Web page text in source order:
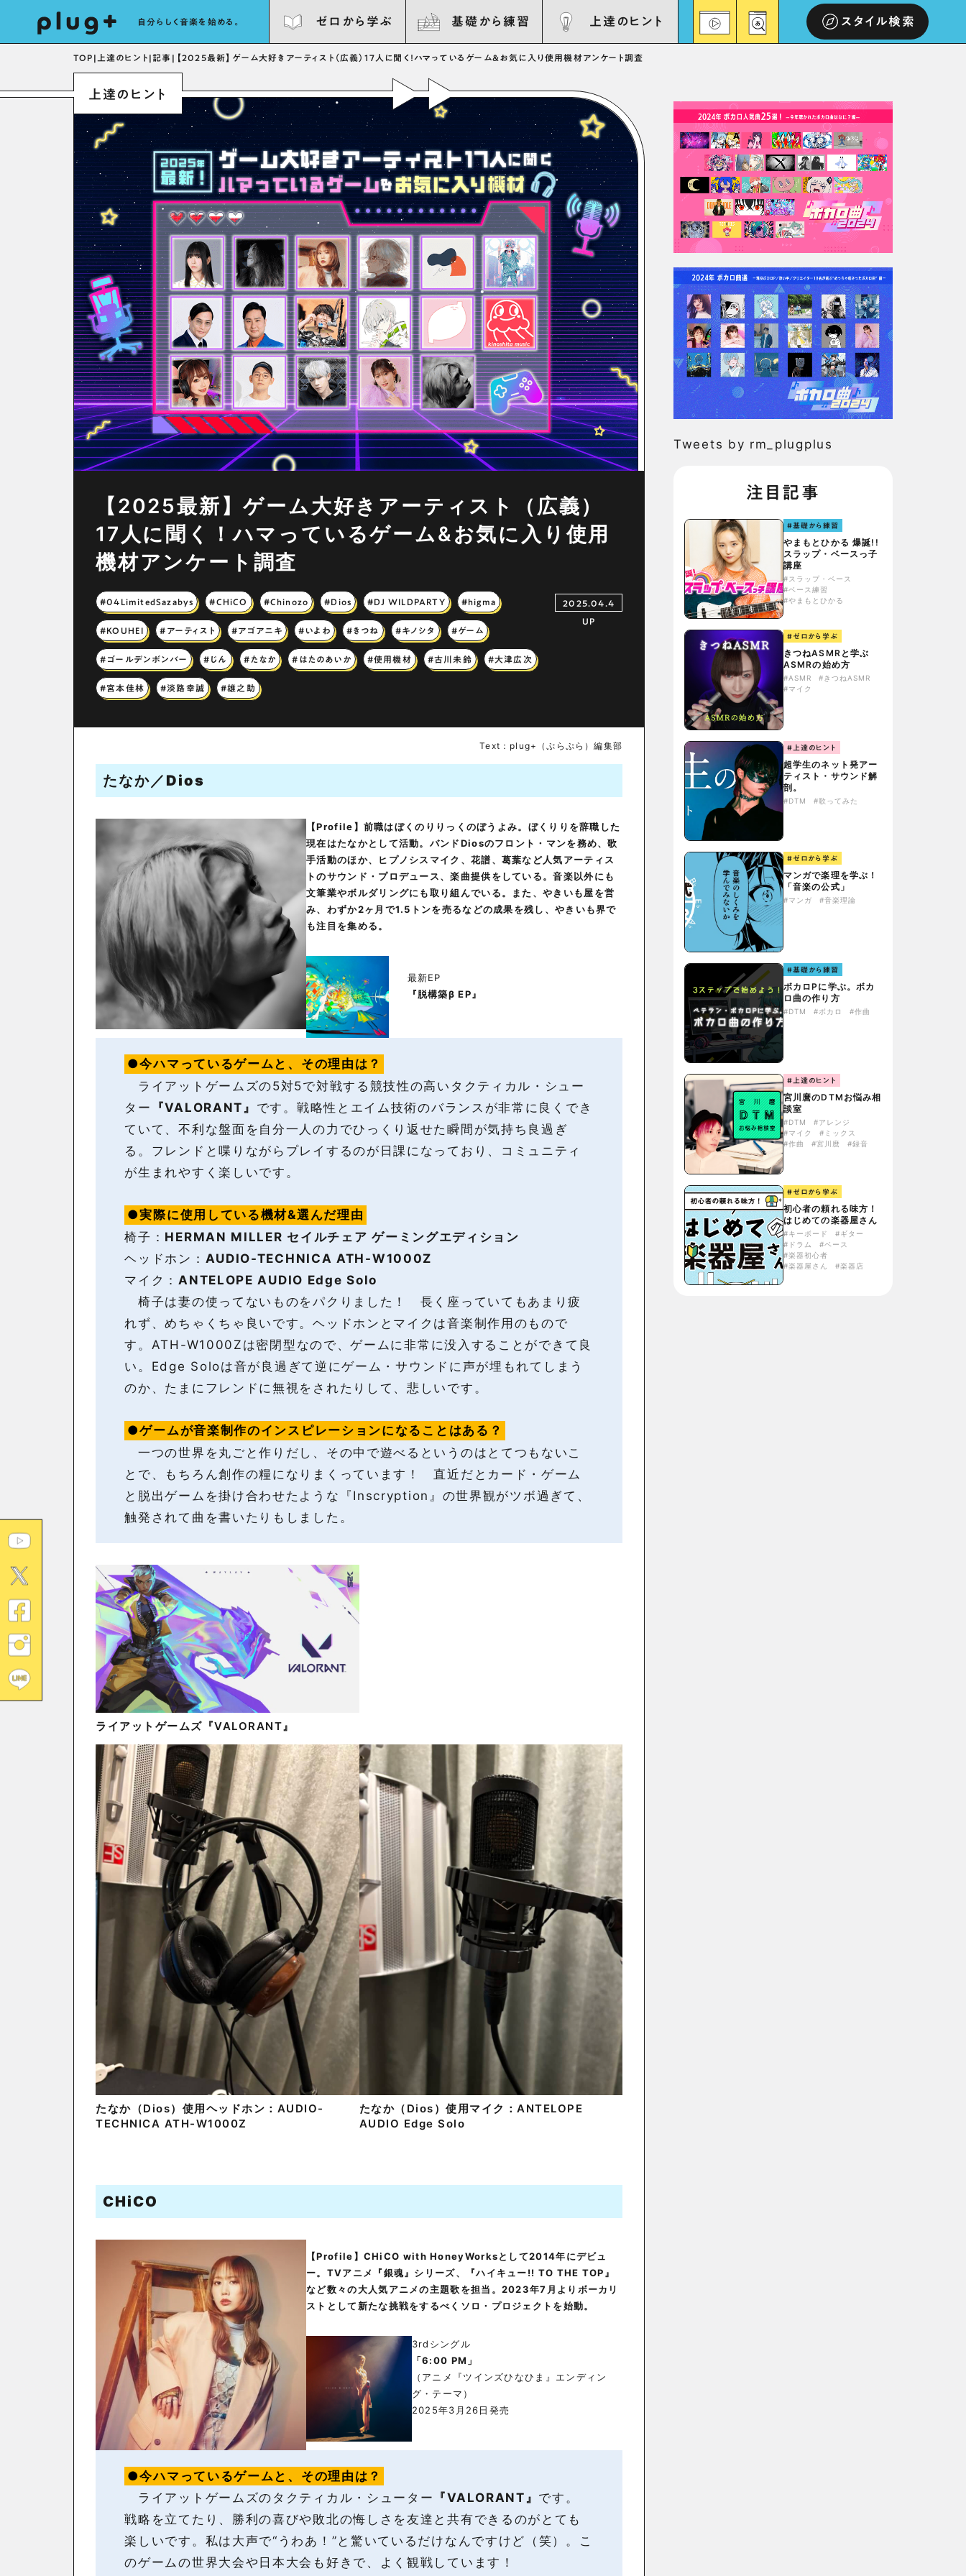
自分らしく音楽を始める。 ゼロから学ぶ 基礎から練習 上達のヒント スタイル検索
TOP | 上達のヒント |記事 | 【2025最新】ゲーム大好きアーティスト（広義）17人に聞く！ハマっているゲーム&お気に入り使用機材アンケート調査
上達のヒント
【2025最新】ゲーム大好きアーティスト（広義）
17人に聞く！ハマっているゲーム&お気に入り使用
機材アンケート調査
#04LimitedSazabys #CHiCO #Chinozo #Dios #DJ WILDPARTY #higma
#KOUHEI #アーティスト #アゴアニキ #いよわ #きつね #キノシタ #ゲーム
#ゴールデンボンバー #じん #たなか #はたのあいか #使用機材 #古川未鈴 #大津広次
#宮本佳林 #淡路幸誠 #雄之助
2025.04.4
UP
Text：plug+（ぷらぷら）編集部
たなか／Dios
【Profile】前職はぼくのりりっくのぼうよみ。ぼくりりを辞職した
現在はたなかとして活動。バンドDiosのフロント・マンを務め、歌
手活動のほか、ヒプノシスマイク、花譜、葛葉など人気アーティス
トのサウンド・プロデュース、楽曲提供をしている。音楽以外にも
文筆業やボルダリングにも取り組んでいる。また、やきいも屋を営
み、わずか2ヶ月で1.5トンを売るなどの成果を残し、やきいも界で
も注目を集める。
最新EP
『脱構築β EP』
●今ハマっているゲームと、その理由は？
ライアットゲームズの5対5で対戦する競技性の高いタクティカル・シュー
ター
『VALORANT』 です。戦略性とエイム技術のバランスが非常に良くでき
ていて、不利な盤面を自分一人の力でひっくり返せた瞬間が気持ち良過ぎ
る。フレンドと喋りながらプレイするのが日課になっており、コミュニティ
が生まれやすく楽しいです。
●実際に使用している機材&選んだ理由
椅子： HERMAN MILLER セイルチェア ゲーミングエディション
ヘッドホン： AUDIO-TECHNICA ATH-W1000Z
マイク： ANTELOPE AUDIO Edge Solo
椅子は妻の使ってないものをパクりました！ 長く座っていてもあまり疲
れず、めちゃくちゃ良いです。ヘッドホンとマイクは音楽制作用のもので
す。ATH-W1000Zは密閉型なので、ゲームに非常に没入することができて良
い。Edge Soloは音が良過ぎて逆にゲーム・サウンドに声が埋もれてしまう
のか、たまにフレンドに無視をされたりして、悲しいです。
●ゲームが音楽制作のインスピレーションになることはある？
一つの世界を丸ごと作りだし、その中で遊べるというのはとてつもないこ
とで、もちろん創作の糧になりまくっています！ 直近だとカード・ゲーム
と脱出ゲームを掛け合わせたような『Inscryption』の世界観がツボ過ぎて、
触発されて曲を書いたりもしました。
ライアットゲームズ『VALORANT』
たなか（Dios）使用ヘッドホン：AUDIO-
TECHNICA ATH-W1000Z
たなか（Dios）使用マイク：ANTELOPE
AUDIO Edge Solo
CHiCO
【Profile】CHiCO with HoneyWorksとして2014年にデビュ
ー。TVアニメ『銀魂』シリーズ、『ハイキュー!! TO THE TOP』
など数々の大人気アニメの主題歌を担当。2023年7月よりボーカリ
ストとして新たな挑戦をするべくソロ・プロジェクトを始動。
3rdシングル
「6:00 PM」
（アニメ『ツインズひなひま』エンディン
グ・テーマ）
2025年3月26日発売
●今ハマっているゲームと、その理由は？
ライアットゲームズのタクティカル・シューター 『VALORANT』 です。
戦略を立てたり、勝利の喜びや敗北の悔しさを友達と共有できるのがとても
楽しいです。私は大声で“うわあ！”と驚いているだけなんですけど（笑）。こ
のゲームの世界大会や日本大会も好きで、よく観戦しています！
Tweets by rm_plugplus
注目記事
#基礎から練習
やまもとひかる 爆誕!!
スラップ・ベースっ子
講座
#スラップ・ベース
#ベース練習
#やまもとひかる
#ゼロから学ぶ
きつねASMRと学ぶ
ASMRの始め方
#ASMR
#きつねASMR
#マイク
#上達のヒント
超学生のネット発アー
ティスト・サウンド解
剖。
#DTM #歌ってみた
#ゼロから学ぶ
マンガで楽理を学ぶ！
「音楽の公式」
#マンガ #音楽理論
#基礎から練習
ボカロPに学ぶ。ボカ
ロ曲の作り方
#DTM #ボカロ #作曲
#上達のヒント
宮川麿のDTMお悩み相
談室
#DTM
#アレンジ
#マイク
#ミックス
#作曲
#宮川麿 #録音
#ゼロから学ぶ
初心者の頼れる味方！
はじめての楽器屋さん
#キーボード
#ギター
#ドラム
#ベース
#楽器初心者
#楽器屋さん
#楽器店